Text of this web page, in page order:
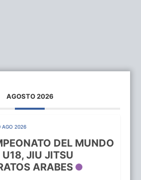
AGOSTO 2026
AGO 2026
DEL MUNDO
U18, JIU JITSU
ARABES